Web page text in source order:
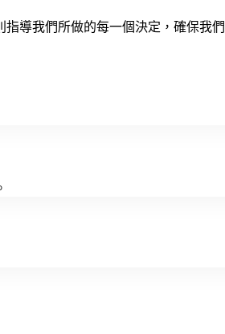
導我們所做的每一個決定，確保我